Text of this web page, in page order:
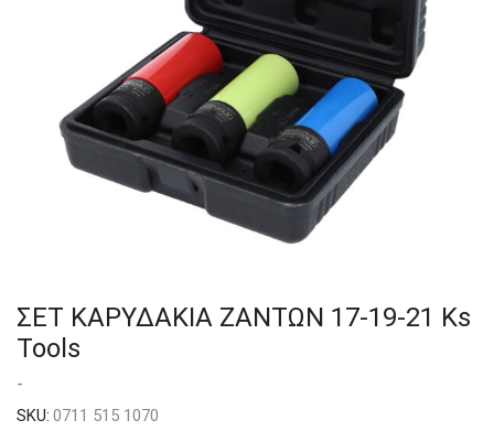
ΣΕΤ ΚΑΡΥΔΑΚΙΑ ΖΑΝΤΩΝ 17-19-21 Ks
Tools
-
SKU: 0711 515 1070